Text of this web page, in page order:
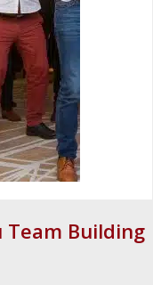
Team Building